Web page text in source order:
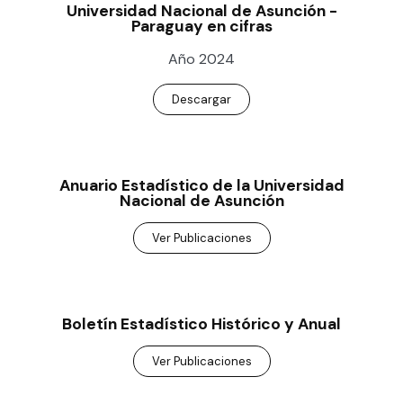
Universidad Nacional de Asunción -
Paraguay en cifras
Año 2024
Descargar
Anuario Estadístico de la Universidad
Nacional de Asunción
Ver Publicaciones
Boletín Estadístico Histórico y Anual
Ver Publicaciones